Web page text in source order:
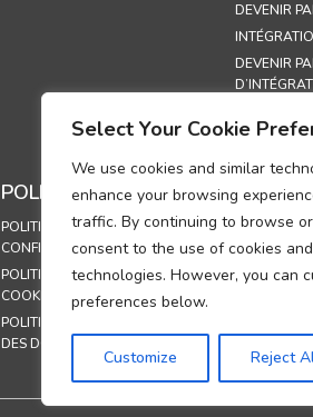
Select Your Cookie
We use cookies and similar
enhance your browsing
traffic. By continuing to browse
consent to the use of cookies
technologies. However, you can
preferences below.
Customize Reject
DEVENIR
DEVENIR
POLITIQUE
POLITIQUES
POLITIQUE DE
CONFIDENTIALITÉ
POLITIQUE RELATIVE AUX
COOKIES
POLITIQUE DE PROTECTION
DES DONNÉES